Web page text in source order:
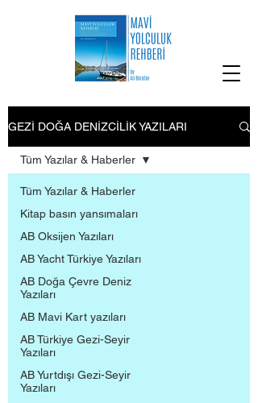
GEZİ DOĞA DENİZCİLİK YAZILARI
Tüm Yazılar & Haberler
Kitap basın yansımaları
AB Oksijen Yazıları
AB Yacht Türkiye Yazıları
AB Doğa Çevre Deniz
Yazıları
AB Mavi Kart yazıları
AB Türkiye Gezi-Seyir
Yazıları
AB Yurtdışı Gezi-Seyir
Yazıları
Tüm Yazılar & Haberler